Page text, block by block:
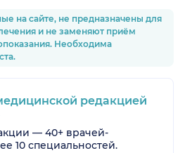
на сайте, не предназначены для
и не заменяют приём
Необходима
редакцией
— 40+ врачей-
10 специальностей.